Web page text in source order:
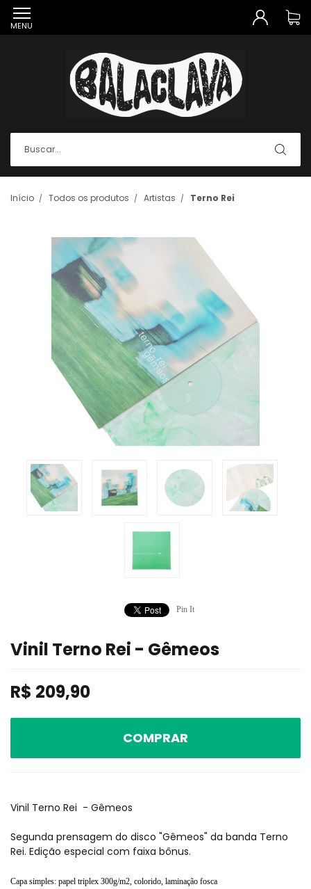
MENU
Início Todos os produtos Artistas Terno Rei
Pin It
Vinil Terno Rei - Gêmeos
R$ 209,90
COMPRAR
Vinil Terno Rei - Gêmeos
Segunda prensagem do disco "Gêmeos" da banda Terno
Rei. Edição especial com faixa bônus.
Capa simples: papel triplex 300g/m2, colorido, laminação fosca